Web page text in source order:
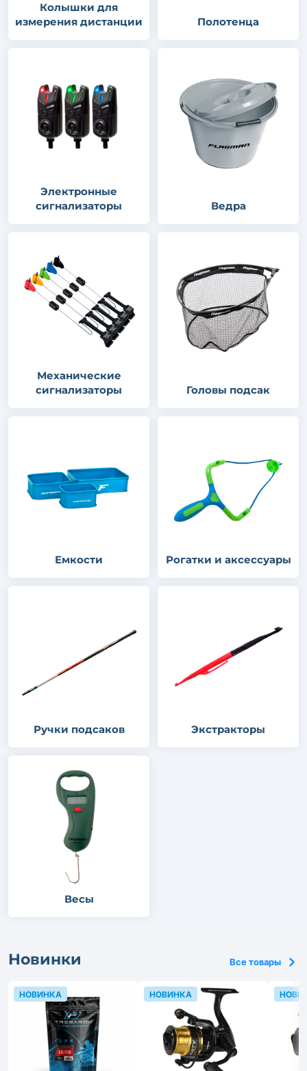
Колышки для
измерения дистанции
Полотенца
Электронные
сигнализаторы
Ведра
Механические
сигнализаторы
Головы подсак
Емкости Рогатки и аксессуары
Ручки подсаков Экстракторы
Весы
Новинки Все товары
НОВИНКА НОВИНКА